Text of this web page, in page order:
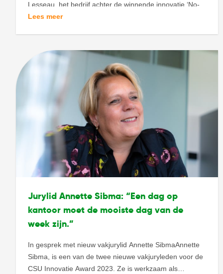
Lesseau, het bedrijf achter de winnende innovatie ‘No-
Touch’ blokzeepdispenser. We vragen de winnaar van
Lees meer
Jurylid Annette Sibma: “Een dag op
kantoor moet de mooiste dag van de
week zijn.”
In gesprek met nieuw vakjurylid Annette SibmaAnnette
Sibma, is een van de twee nieuwe vakjuryleden voor de
CSU Innovatie Award 2023. Ze is werkzaam als